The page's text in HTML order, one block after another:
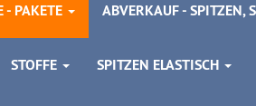
- PAKETE ABVERKAUF - SPITZEN,
STOFFE SPITZEN ELASTISCH